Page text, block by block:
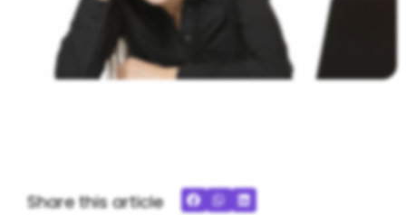
Share this article